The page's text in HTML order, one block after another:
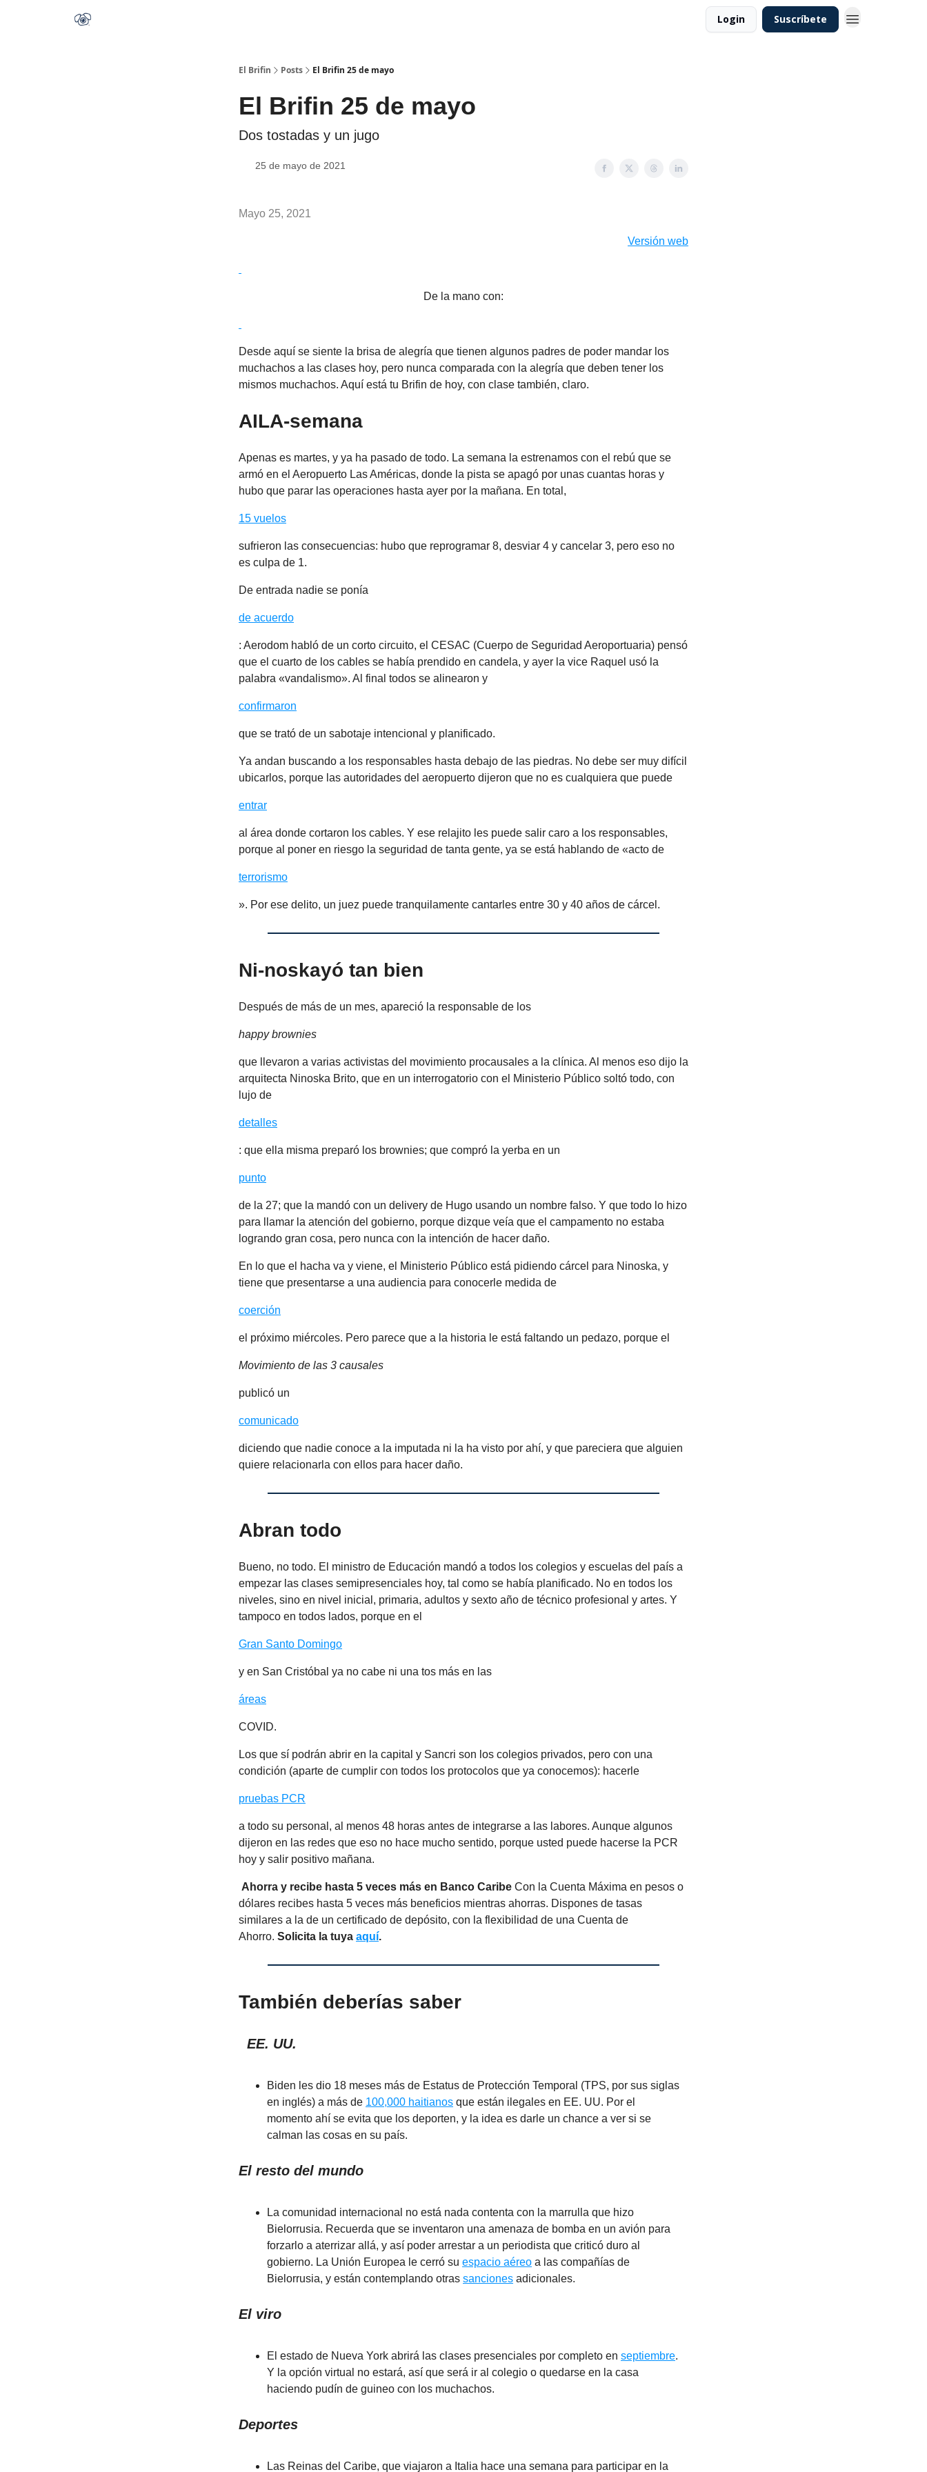
Login Suscríbete
El Brifin Posts El Brifin 25 de mayo
El Brifin 25 de mayo
Dos tostadas y un jugo
25 de mayo de 2021
Mayo 25, 2021
Versión web
De la mano con:
Desde aquí se siente la brisa de alegría que tienen algunos padres de poder mandar los
muchachos a las clases hoy, pero nunca comparada con la alegría que deben tener los
mismos muchachos. Aquí está tu Brifin de hoy, con clase también, claro.
AILA-semana
Apenas es martes, y ya ha pasado de todo. La semana la estrenamos con el rebú que se
armó en el Aeropuerto Las Américas, donde la pista se apagó por unas cuantas horas y
hubo que parar las operaciones hasta ayer por la mañana. En total,
15 vuelos
sufrieron las consecuencias: hubo que reprogramar 8, desviar 4 y cancelar 3, pero eso no
es culpa de 1.
De entrada nadie se ponía
de acuerdo
: Aerodom habló de un corto circuito, el CESAC (Cuerpo de Seguridad Aeroportuaria) pensó
que el cuarto de los cables se había prendido en candela, y ayer la vice Raquel usó la
palabra «vandalismo». Al final todos se alinearon y
confirmaron
que se trató de un sabotaje intencional y planificado.
Ya andan buscando a los responsables hasta debajo de las piedras. No debe ser muy difícil
ubicarlos, porque las autoridades del aeropuerto dijeron que no es cualquiera que puede
entrar
al área donde cortaron los cables. Y ese relajito les puede salir caro a los responsables,
porque al poner en riesgo la seguridad de tanta gente, ya se está hablando de «acto de
terrorismo
». Por ese delito, un juez puede tranquilamente cantarles entre 30 y 40 años de cárcel.
Ni-noskayó tan bien
Después de más de un mes, apareció la responsable de los
happy brownies
que llevaron a varias activistas del movimiento procausales a la clínica. Al menos eso dijo la
arquitecta Ninoska Brito, que en un interrogatorio con el Ministerio Público soltó todo, con
lujo de
detalles
: que ella misma preparó los brownies; que compró la yerba en un
punto
de la 27; que la mandó con un delivery de Hugo usando un nombre falso. Y que todo lo hizo
para llamar la atención del gobierno, porque dizque veía que el campamento no estaba
logrando gran cosa, pero nunca con la intención de hacer daño.
En lo que el hacha va y viene, el Ministerio Público está pidiendo cárcel para Ninoska, y
tiene que presentarse a una audiencia para conocerle medida de
coerción
el próximo miércoles. Pero parece que a la historia le está faltando un pedazo, porque el
Movimiento de las 3 causales
publicó un
comunicado
diciendo que nadie conoce a la imputada ni la ha visto por ahí, y que pareciera que alguien
quiere relacionarla con ellos para hacer daño.
Abran todo
Bueno, no todo. El ministro de Educación mandó a todos los colegios y escuelas del país a
empezar las clases semipresenciales hoy, tal como se había planificado. No en todos los
niveles, sino en nivel inicial, primaria, adultos y sexto año de técnico profesional y artes. Y
tampoco en todos lados, porque en el
Gran Santo Domingo
y en San Cristóbal ya no cabe ni una tos más en las
áreas
COVID.
Los que sí podrán abrir en la capital y Sancri son los colegios privados, pero con una
condición (aparte de cumplir con todos los protocolos que ya conocemos): hacerle
pruebas PCR
a todo su personal, al menos 48 horas antes de integrarse a las labores. Aunque algunos
dijeron en las redes que eso no hace mucho sentido, porque usted puede hacerse la PCR
hoy y salir positivo mañana.
Ahorra y recibe hasta 5 veces más en Banco Caribe Con la Cuenta Máxima en pesos o
dólares recibes hasta 5 veces más beneficios mientras ahorras. Dispones de tasas
similares a la de un certificado de depósito, con la flexibilidad de una Cuenta de
Ahorro. Solicita la tuya aquí.
También deberías saber
EE. UU.
Biden les dio 18 meses más de Estatus de Protección Temporal (TPS, por sus siglas
en inglés) a más de 100,000 haitianos que están ilegales en EE. UU. Por el
momento ahí se evita que los deporten, y la idea es darle un chance a ver si se
calman las cosas en su país.
El resto del mundo
La comunidad internacional no está nada contenta con la marrulla que hizo
Bielorrusia. Recuerda que se inventaron una amenaza de bomba en un avión para
forzarlo a aterrizar allá, y así poder arrestar a un periodista que criticó duro al
gobierno. La Unión Europea le cerró su espacio aéreo a las compañías de
Bielorrusia, y están contemplando otras sanciones adicionales.
El viro
El estado de Nueva York abrirá las clases presenciales por completo en septiembre.
Y la opción virtual no estará, así que será ir al colegio o quedarse en la casa
haciendo pudín de guineo con los muchachos.
Deportes
Las Reinas del Caribe, que viajaron a Italia hace una semana para participar en la